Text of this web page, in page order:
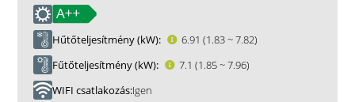
Hűtőteljesítmény (kW)
6.91 (1.83 ~ 7.82)
Fűtőteljesítmény (kW)
7.1 (1.85 ~ 7.96)
WIFI csatlakozás Igen